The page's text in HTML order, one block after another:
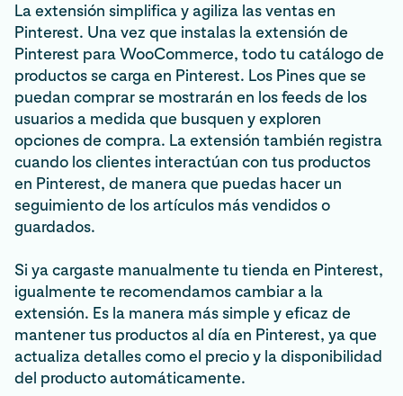
La extensión simplifica y agiliza las ventas en
Pinterest. Una vez que instalas la extensión de
Pinterest para WooCommerce, todo tu catálogo de
productos se carga en Pinterest. Los Pines que se
puedan comprar se mostrarán en los feeds de los
usuarios a medida que busquen y exploren
opciones de compra. La extensión también registra
cuando los clientes interactúan con tus productos
en Pinterest, de manera que puedas hacer un
seguimiento de los artículos más vendidos o
guardados.
Si ya cargaste manualmente tu tienda en Pinterest,
igualmente te recomendamos cambiar a la
extensión. Es la manera más simple y eficaz de
mantener tus productos al día en Pinterest, ya que
actualiza detalles como el precio y la disponibilidad
del producto automáticamente.